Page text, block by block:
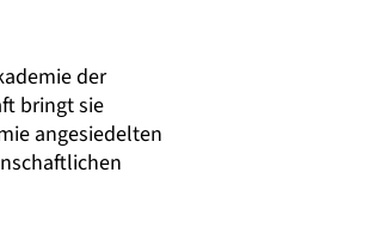
der
bringt sie
angesiedelten